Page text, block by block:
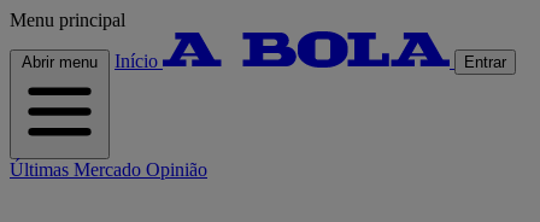
Menu principal
Abrir menu Início Entrar
Últimas Mercado Opinião